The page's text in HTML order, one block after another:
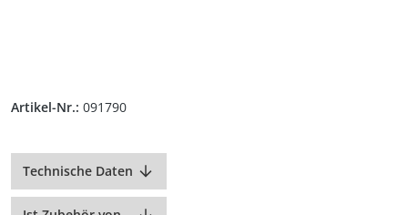
Artikel-Nr.: 091790
Technische Daten